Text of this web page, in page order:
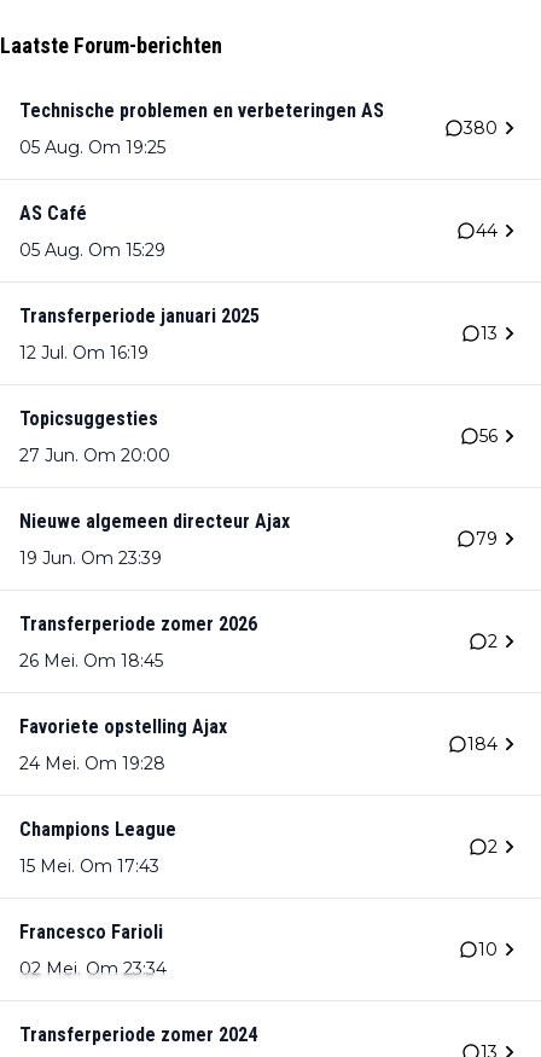
Laatste Forum-berichten
Technische problemen en verbeteringen AS
05 Aug. Om 19:25
380
AS Café
05 Aug. Om 15:29
44
Transferperiode januari 2025
12 Jul. Om 16:19
13
Topicsuggesties
27 Jun. Om 20:00
56
Nieuwe algemeen directeur Ajax
19 Jun. Om 23:39
79
Transferperiode zomer 2026
26 Mei. Om 18:45
2
Favoriete opstelling Ajax
24 Mei. Om 19:28
184
Champions League
15 Mei. Om 17:43
2
Francesco Farioli
02 Mei. Om 23:34
10
Transferperiode zomer 2024
13